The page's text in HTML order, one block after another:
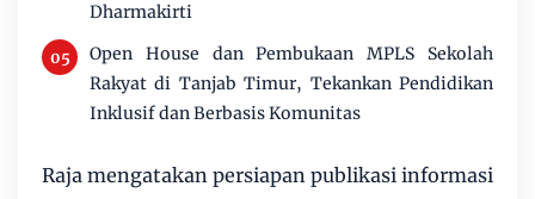
Dharmakirti
Open House dan Pembukaan MPLS Sekolah
Rakyat di Tanjab Timur, Tekankan Pendidikan
Inklusif dan Berbasis Komunitas
Raja mengatakan persiapan publikasi informasi